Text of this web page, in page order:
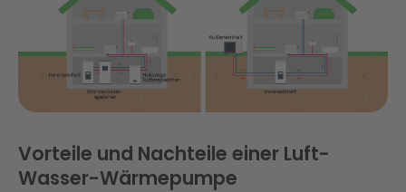
Vorteile und Nachteile einer Luft-
Wasser-Wärmepumpe